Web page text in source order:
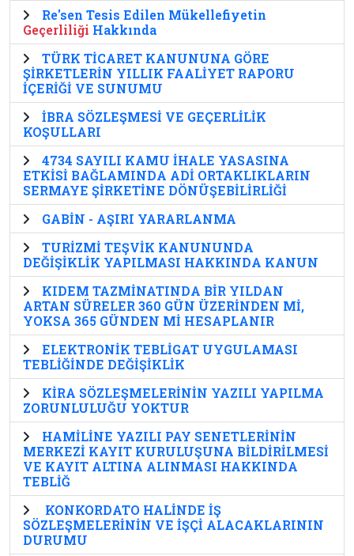
Re'sen Tesis Edilen Mükellefiyetin
Geçerliliği Hakkında
TÜRK TİCARET KANUNUNA GÖRE
ŞİRKETLERİN YILLIK FAALİYET RAPORU
İÇERİĞİ VE SUNUMU
İBRA SÖZLEŞMESİ VE GEÇERLİLİK
KOŞULLARI
4734 SAYILI KAMU İHALE YASASINA
ETKİSİ BAĞLAMINDA ADİ ORTAKLIKLARIN
SERMAYE ŞİRKETİNE DÖNÜŞEBİLİRLİĞİ
GABİN - AŞIRI YARARLANMA
TURİZMİ TEŞVİK KANUNUNDA
DEĞİŞİKLİK YAPILMASI HAKKINDA KANUN
KIDEM TAZMİNATINDA BİR YILDAN
ARTAN SÜRELER 360 GÜN ÜZERİNDEN Mİ,
YOKSA 365 GÜNDEN Mİ HESAPLANIR
ELEKTRONİK TEBLİGAT UYGULAMASI
TEBLİĞİNDE DEĞİŞİKLİK
KİRA SÖZLEŞMELERİNİN YAZILI YAPILMA
ZORUNLULUĞU YOKTUR
HAMİLİNE YAZILI PAY SENETLERİNİN
MERKEZİ KAYIT KURULUŞUNA BİLDİRİLMESİ
VE KAYIT ALTINA ALINMASI HAKKINDA
TEBLİĞ
KONKORDATO HALİNDE İŞ
SÖZLEŞMELERİNİN VE İŞÇİ ALACAKLARININ
DURUMU